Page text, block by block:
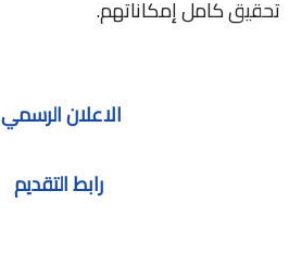
تحقيق كامل إمكاناتهم.
الاعلان الرسمي
رابط التقديم